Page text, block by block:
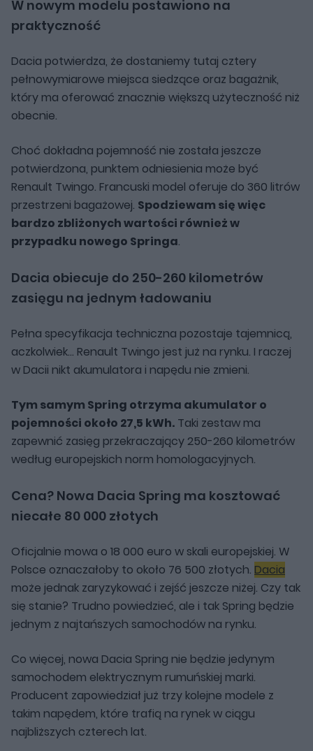
W nowym modelu postawiono na
praktyczność
Dacia potwierdza, że dostaniemy tutaj cztery
pełnowymiarowe miejsca siedzące oraz bagażnik,
który ma oferować znacznie większą użyteczność niż
obecnie.
Choć dokładna pojemność nie została jeszcze
potwierdzona, punktem odniesienia może być
Renault Twingo. Francuski model oferuje do 360 litrów
przestrzeni bagażowej. Spodziewam się więc
bardzo zbliżonych wartości również w
przypadku nowego Springa.
Dacia obiecuje do 250-260 kilometrów
zasięgu na jednym ładowaniu
Pełna specyfikacja techniczna pozostaje tajemnicą,
aczkolwiek... Renault Twingo jest już na rynku. I raczej
w Dacii nikt akumulatora i napędu nie zmieni.
Tym samym Spring otrzyma akumulator o
pojemności około 27,5 kWh. Taki zestaw ma
zapewnić zasięg przekraczający 250-260 kilometrów
według europejskich norm homologacyjnych.
Cena? Nowa Dacia Spring ma kosztować
niecałe 80 000 złotych
Oficjalnie mowa o 18 000 euro w skali europejskiej. W
Polsce oznaczałoby to około 76 500 złotych. Dacia
może jednak zaryzykować i zejść jeszcze niżej. Czy tak
się stanie? Trudno powiedzieć, ale i tak Spring będzie
jednym z najtańszych samochodów na rynku.
Co więcej, nowa Dacia Spring nie będzie jedynym
samochodem elektrycznym rumuńskiej marki.
Producent zapowiedział już trzy kolejne modele z
takim napędem, które trafią na rynek w ciągu
najbliższych czterech lat.